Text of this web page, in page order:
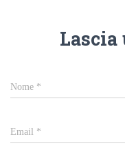
Lascia
Nome *
Email *